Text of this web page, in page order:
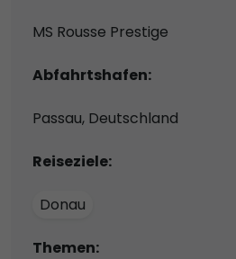
MS Rousse Prestige
Abfahrtshafen:
Passau, Deutschland
Reiseziele:
Donau
Themen: